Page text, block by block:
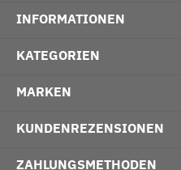
INFORMATIONEN
KATEGORIEN
MARKEN
KUNDENREZENSIONEN
ZAHLUNGSMETHODEN